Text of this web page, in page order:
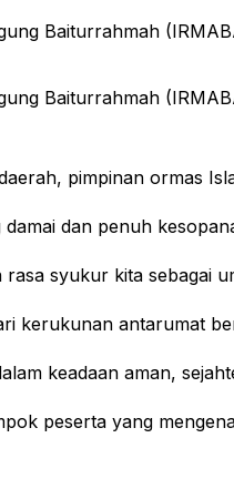
Baiturrahmah
Baiturrahmah
pimpinan ormas
dan penuh
syukur kita sebagai
kerukunan antarumat
keadaan aman,
peserta yang